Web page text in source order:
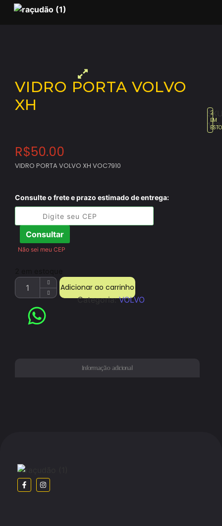
VIDRO PORTA VOLVO
XH
162
2
EM
R$50.00
VIDRO PORTA VOLVO XH VOC7910
Consulte o frete e prazo estimado de entrega:
Consultar
Não sei meu CEP
Adicionar ao carrinho
Categoria:VOLVO
Informação adicional